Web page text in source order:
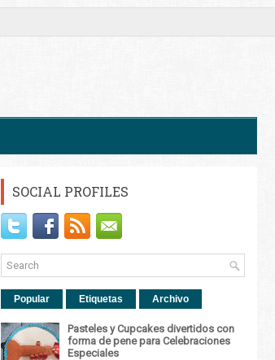
SOCIAL PROFILES
Popular Etiquetas Archivo
Pasteles y Cupcakes divertidos con
forma de pene para Celebraciones
Especiales